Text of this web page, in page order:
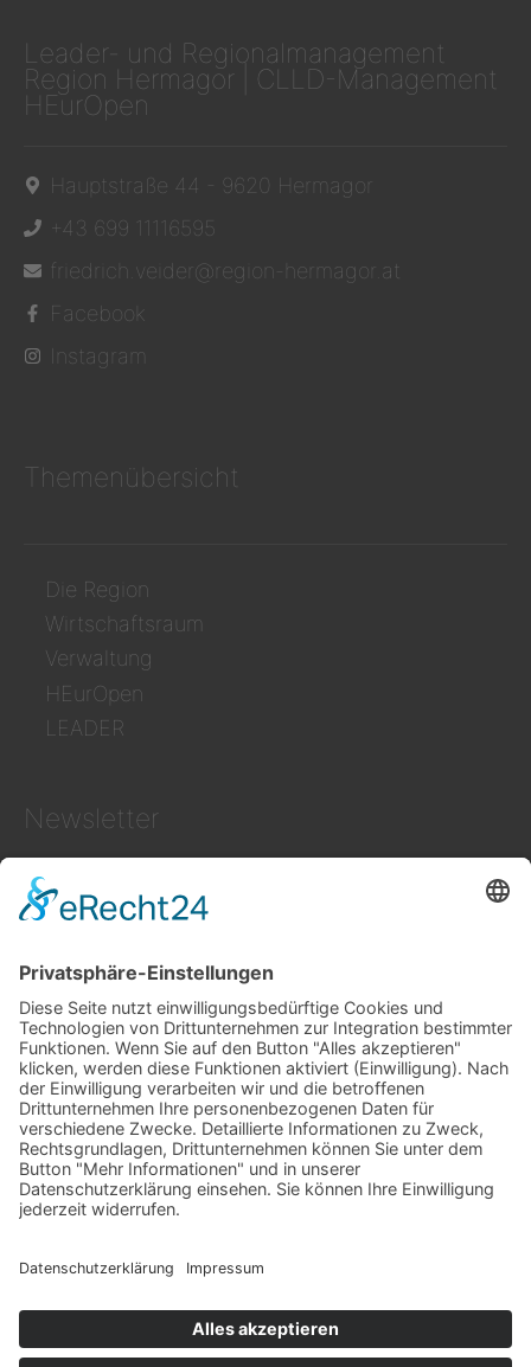
Leader- und Regionalmanagement
Region Hermagor | CLLD-Management
HEurOpen
Hauptstraße 44 - 9620 Hermagor
+43 699 11116595
friedrich.veider@region-hermagor.at
Facebook
Instagram
Themenübersicht
Die Region
Wirtschaftsraum
Verwaltung
HEurOpen
LEADER
Newsletter
Zum NEWSLETTER der LAG Region Hermagor
Creativomedia GmbH